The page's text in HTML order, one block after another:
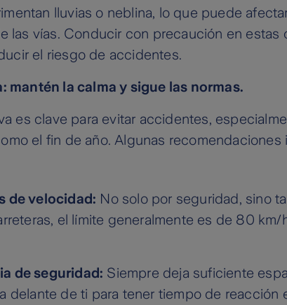
lluvias o neblina, lo que puede
las vías. Conducir con precaución en estas
el riesgo de accidentes.
mantén la calma y sigue las normas.
es clave para evitar accidentes,
el fin de año. Algunas recomendaciones
de velocidad: No solo por seguridad, sino
el límite generalmente es de 80 km/
de seguridad: Siempre deja suficiente
delante de ti para tener tiempo de reacción